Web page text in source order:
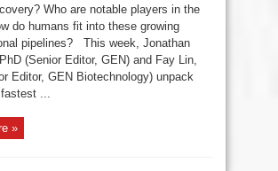
Who are notable players in the
do humans fit into these growing
pipelines? This week, Jonathan
(Senior Editor, GEN) and Fay Lin,
Editor, GEN Biotechnology) unpack
...
»